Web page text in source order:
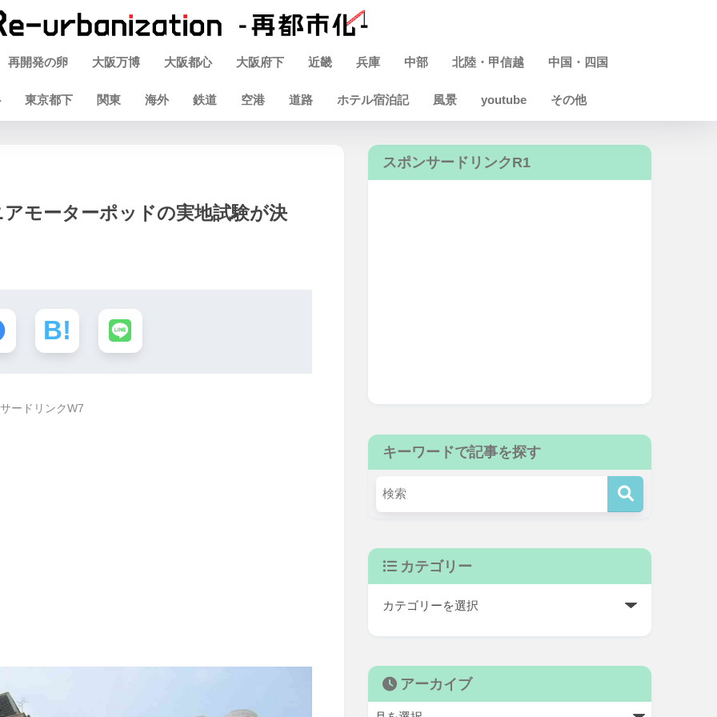
再開発の卵 大阪万博 大阪都心 大阪府下 近畿 兵庫 中部 北陸・甲信越 中国・四国
東京都下 関東 海外 鉄道 空港 道路 ホテル宿泊記 風景 youtube その他
モーターポッドの実地試験が決
ードリンクW7
スポンサードリンクR1
キーワードで記事を探す
カテゴリー
アーカイブ